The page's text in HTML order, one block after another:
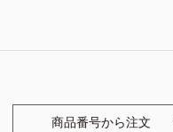
商品番号から注文